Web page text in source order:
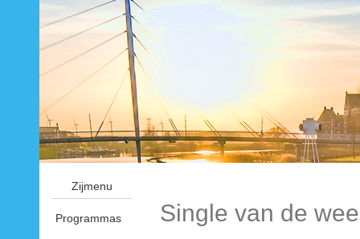
Zijmenu
Programmas Single van de